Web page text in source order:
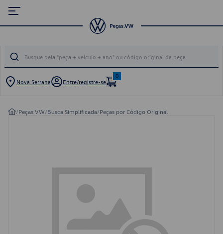
Nova Serrana Entre/registre-se
0
/Peças VW/Busca Simplificada/Peças por Código Original